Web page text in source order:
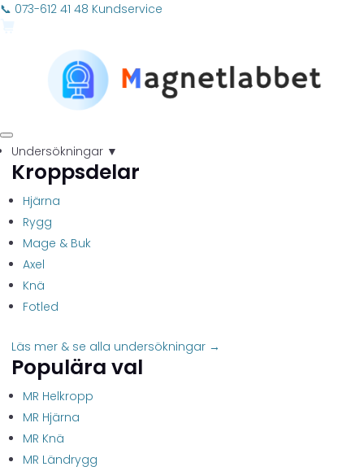
📞 073-612 41 48 Kundservice
Undersökningar ▼
Kroppsdelar
Hjärna
Rygg
Mage & Buk
Axel
Knä
Fotled
Läs mer & se alla undersökningar →
Populära val
MR Helkropp
MR Hjärna
MR Knä
MR Ländrygg